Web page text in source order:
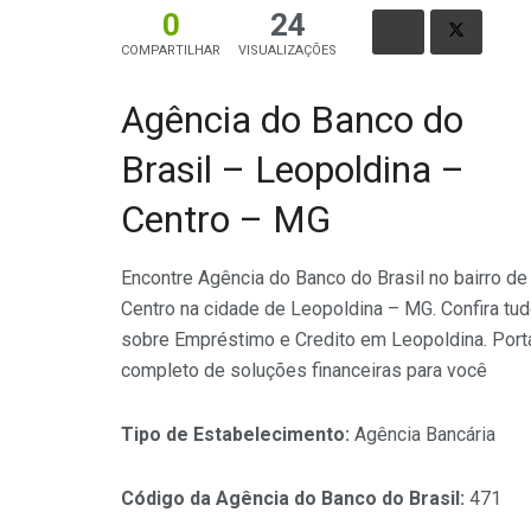
0
COMPARTILHAR
24
VISUALIZAÇÕES
Agência do Banco do
Brasil – Leopoldina –
Centro – MG
Encontre Agência do Banco do Brasil no bairro de
Centro na cidade de Leopoldina – MG. Confira
sobre Empréstimo e Credito em Leopoldina.
completo de soluções financeiras para você
Tipo de Estabelecimento: Agência Bancária
Código da Agência do Banco do Brasil: 471